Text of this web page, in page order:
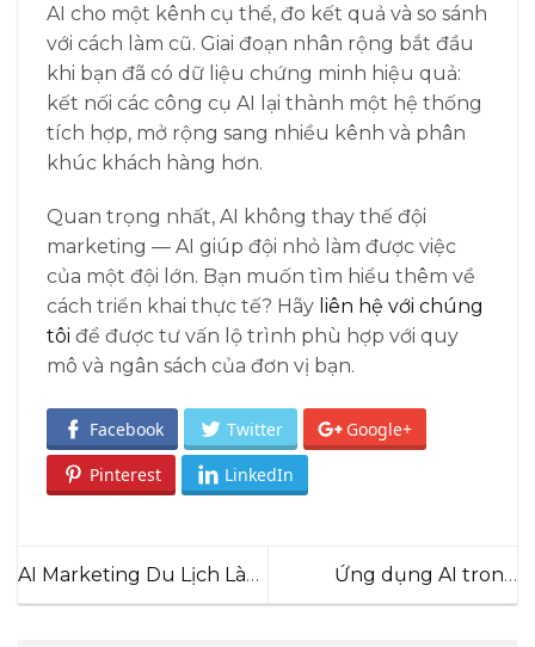
AI cho một kênh cụ thể, đo kết quả và so sánh
với cách làm cũ. Giai đoạn nhân rộng bắt đầu
khi bạn đã có dữ liệu chứng minh hiệu quả:
kết nối các công cụ AI lại thành một hệ thống
tích hợp, mở rộng sang nhiều kênh và phân
khúc khách hàng hơn.
Quan trọng nhất, AI không thay thế đội
marketing — AI giúp đội nhỏ làm được việc
của một đội lớn. Bạn muốn tìm hiểu thêm về
cách triển khai thực tế? Hãy liên hệ với chúng
tôi để được tư vấn lộ trình phù hợp với quy
mô và ngân sách của đơn vị bạn.
Facebook Twitter Google+
Pinterest LinkedIn
AI Marketing Du Lịch Là
Gì? Cách Công Ty Lữ
Ứng dụng AI trong
doanh nghiệp du lịch: Dự